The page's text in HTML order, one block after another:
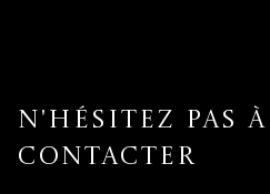
N'hésitez pas
contacter